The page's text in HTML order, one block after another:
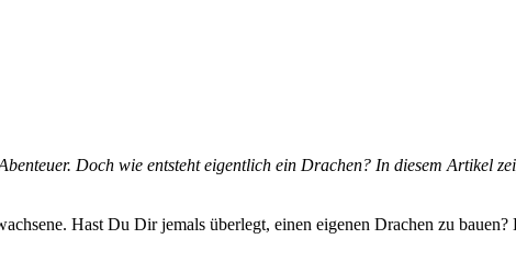
Doch wie entsteht eigentlich ein Drachen? In diesem Artikel
Hast Du Dir jemals überlegt, einen eigenen Drachen zu